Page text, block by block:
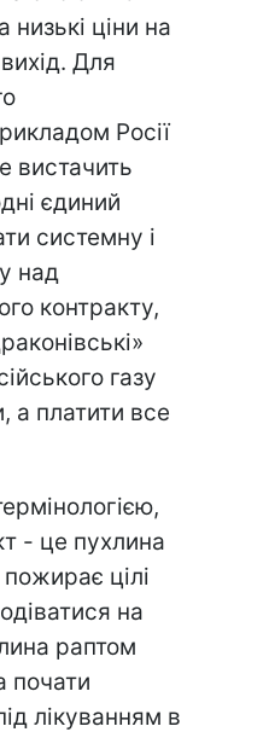
низькі ціни на
Для
Росії
вистачить
єдиний
системну і
над
контракту,
газу
а платити все
- це пухлина
пожирає цілі
на
раптом
почати
лікуванням в